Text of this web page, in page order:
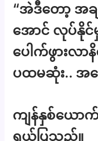
“အဲဒီတော့ အခ
အောင် လုပ်နို
ပေါက်ဖွားလာ
ပထမဆုံး.. အဖ
ကျန်နှစ်ယော
ရယ်ပြသည်။